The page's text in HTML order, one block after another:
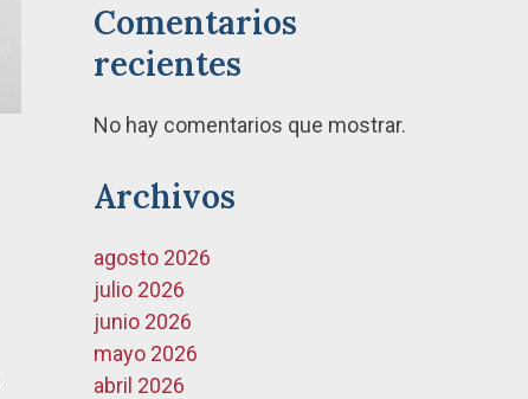
Comentarios
recientes
No hay comentarios que mostrar.
Archivos
agosto 2026
julio 2026
junio 2026
mayo 2026
abril 2026